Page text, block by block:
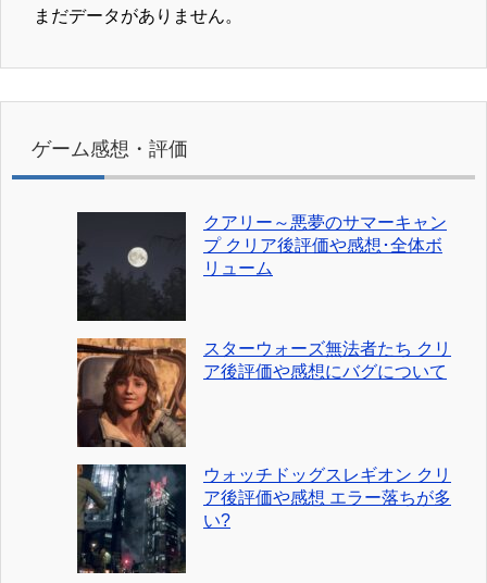
まだデータがありません。
ゲーム感想・評価
クアリー～悪夢のサマーキャン
プ クリア後評価や感想･全体ボ
リューム
スターウォーズ無法者たち クリ
ア後評価や感想にバグについて
ウォッチドッグスレギオン クリ
ア後評価や感想 エラー落ちが多
い?